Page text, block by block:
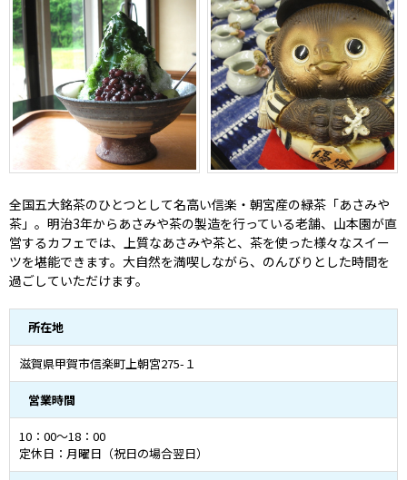
全国五大銘茶のひとつとして名高い信楽・朝宮産の緑茶「あさみや
茶」。明治3年からあさみや茶の製造を行っている老舗、山本園が直
営するカフェでは、上質なあさみや茶と、茶を使った様々なスイー
ツを堪能できます。大自然を満喫しながら、のんびりとした時間を
過ごしていただけます。
所在地
滋賀県甲賀市信楽町上朝宮275-１
営業時間
10：00～18：00
定休日：月曜日（祝日の場合翌日）